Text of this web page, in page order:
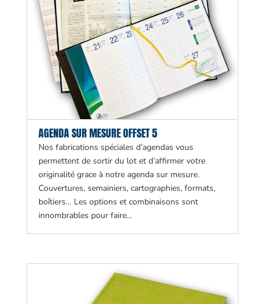
AGENDA SUR MESURE OFFSET 5
Nos fabrications spéciales d’agendas vous
permettent de sortir du lot et d’affirmer votre
originalité grace à notre agenda sur mesure.
Couvertures, semainiers, cartographies, formats,
boîtiers… Les options et combinaisons sont
innombrables pour faire...